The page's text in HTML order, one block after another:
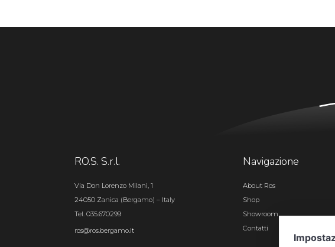
RO.S. S.r.l.
Via Don Lorenzo Milani, 1
24050 Zanica (Bergamo) – Italy
Tel. 035.670299
ros@ros.bergamo.it
Navigazione
About Ros
Shop
Showroom
Contatti